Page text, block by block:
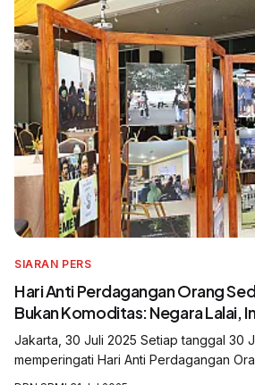
SIARAN PERS
Hari Anti Perdagangan Orang
Bukan Komoditas: Negara Lalai,
Merajalela, Korban Terus
Jakarta, 30 Juli 2025 Setiap tanggal 30 Juli, masyarakat dunia
memperingati Hari Anti Perdagangan